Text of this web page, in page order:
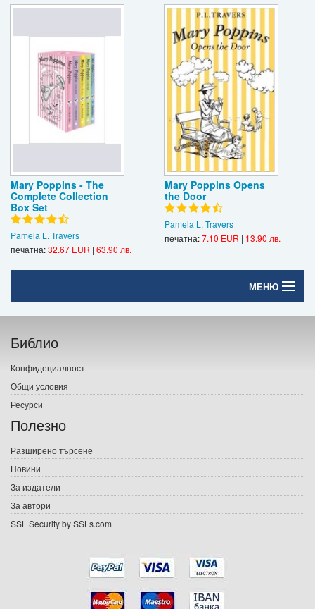
Ваучери
Промоции
Контакти
Регистрация
Mary Poppins - The
Complete Collection
Box Set
Pamela L. Travers
печатна:32.67 EUR | 63.90 лв.
Mary Poppins Opens
the Door
Pamela L. Travers
печатна:7.10 EUR | 13.90 лв.
МЕНЮ
Начало
Печатни книги
Електронни книги
Е-списания
Подаръци
Ваучери
Библио
Конфидециалност
Общи условия
Ресурси
Полезно
Разширено търсене
Новини
За издатели
За автори
SSL Security by SSLs.com